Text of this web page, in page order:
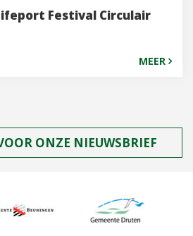
Festival Circulair
MEER
ONZE NIEUWSBRIEF